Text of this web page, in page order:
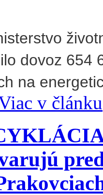
dovoz 654
na
v článku